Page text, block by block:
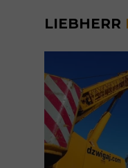
LIEBHERR